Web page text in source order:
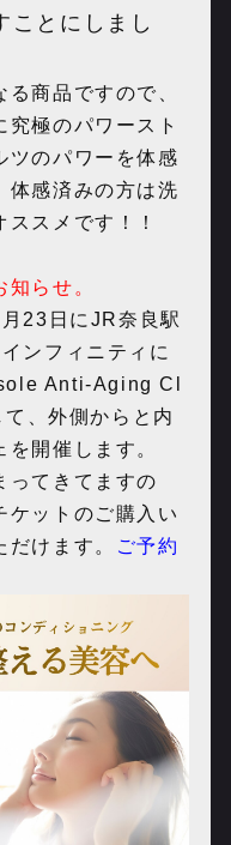
ことにしまし
商品ですので、
極のパワースト
ツのパワーを体感
体感済みの方は洗
スメです！！
らせ。
23日にJR奈良駅
ンフィニティに
Anti-Aging Cl
、外側からと内
開催します。
ってきてますの
ケットのご購入い
けます。
ご予約